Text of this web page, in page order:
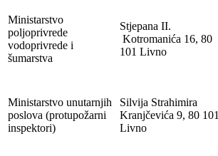
Ministarstvo
poljoprivrede
vodoprivrede i
šumarstva
Stjepana II.
Kotromanića 16, 80
101 Livno
Ministarstvo unutarnjih
poslova (protupožarni
inspektori)
Silvija Strahimira
Kranjčevića 9, 80 101
Livno